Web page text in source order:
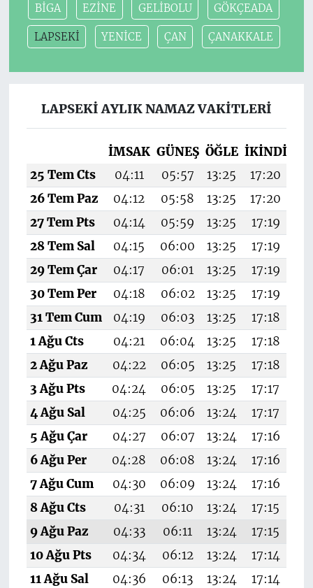
BİGA EZİNE GELİBOLU GÖKÇEADA
LAPSEKİ YENİCE ÇAN ÇANAKKALE
LAPSEKİ AYLIK NAMAZ VAKITLERI
İMSAK GÜNEŞ ÖĞLE İKINDI
25 Tem Cts
04:11 05:57 13:25 17:20
26 Tem Paz
04:12 05:58 13:25 17:20
27 Tem Pts
04:14 05:59 13:25 17:19
28 Tem Sal
04:15 06:00 13:25 17:19
29 Tem Çar
04:17 06:01 13:25 17:19
30 Tem Per
04:18 06:02 13:25 17:19
31 Tem Cum
04:19 06:03 13:25 17:18
1 Ağu Cts
04:21 06:04 13:25 17:18
2 Ağu Paz
04:22 06:05 13:25 17:18
3 Ağu Pts
04:24 06:05 13:25 17:17
4 Ağu Sal
04:25 06:06 13:24 17:17
5 Ağu Çar
04:27 06:07 13:24 17:16
6 Ağu Per
04:28 06:08 13:24 17:16
7 Ağu Cum
04:30 06:09 13:24 17:16
8 Ağu Cts
04:31 06:10 13:24 17:15
9 Ağu Paz
04:33 06:11 13:24 17:15
10 Ağu Pts
04:34 06:12 13:24 17:14
11 Ağu Sal
04:36 06:13 13:24 17:14